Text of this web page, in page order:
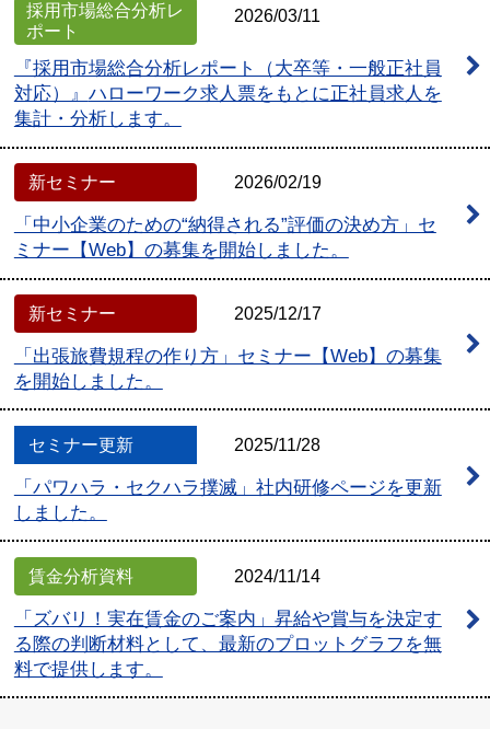
2026/03/11
採用市場総合分析レ
ポート
『採用市場総合分析レポート（大卒等・一般正社員
対応）』 ハローワーク求人票をもとに正社員求人を
集計・分析します。
2026/02/19
新セミナー
「中小企業のための“納得される”評価の決め方」セ
ミナー【Web】の募集を開始しました。
2025/12/17
新セミナー
「出張旅費規程の作り方」セミナー【Web】の募集
を開始しました。
2025/11/28
セミナー更新
「パワハラ・セクハラ撲滅」社内研修ページを更新
しました。
2024/11/14
賃金分析資料
「ズバリ！実在賃金のご案内」昇給や賞与を決定す
る際の判断材料として、最新のプロットグラフを無
料で提供します。